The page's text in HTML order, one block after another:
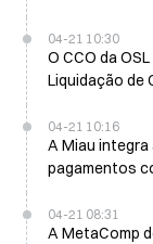
04-21 10:30
O CCO da
Liquidação de
04-21 10:16
A Miau integra
pagamentos
04-21 08:31
A MetaComp